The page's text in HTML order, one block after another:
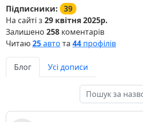
Підписники: 39
На сайті з 29 квітня 2025р.
Залишено 258 коментарів
Читаю25авто та 44 профілів
Блог Усі дописи